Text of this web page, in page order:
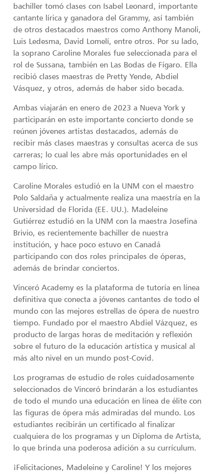
bachiller tomó clases con Isabel Leonard, importante
cantante lírica y ganadora del Grammy, así también
de otros destacados maestros como Anthony Manoli,
Luis Ledesma, David Lomelí, entre otros. Por su lado,
la soprano Caroline Morales fue seleccionada para el
rol de Sussana, también en Las Bodas de Fígaro. Ella
recibió clases maestras de Pretty Yende, Abdiel
Vásquez, y otros, además de haber sido becada.
Ambas viajarán en enero de 2023 a Nueva York y
participarán en este importante concierto donde se
reúnen jóvenes artistas destacados, además de
recibir más clases maestras y consultas acerca de sus
carreras; lo cual les abre más oportunidades en el
campo lírico.
Caroline Morales estudió en la UNM con el maestro
Polo Saldaña y actualmente realiza una maestría en la
Universidad de Florida (EE. UU.). Madeleine
Gutiérrez estudió en la UNM con la maestra Josefina
Brivio, es recientemente bachiller de nuestra
institución, y hace poco estuvo en Canadá
participando con dos roles principales de óperas,
además de brindar conciertos.
Vinceró Academy es la plataforma de tutoría en línea
definitiva que conecta a jóvenes cantantes de todo el
mundo con las mejores estrellas de ópera de nuestro
tiempo. Fundado por el maestro Abdiel Vázquez, es
producto de largas horas de meditación y reflexión
sobre el futuro de la educación artística y musical al
más alto nivel en un mundo post-Covid.
Los programas de estudio de roles cuidadosamente
seleccionados de Vinceró brindarán a los estudiantes
de todo el mundo una educación en línea de élite con
las figuras de ópera más admiradas del mundo. Los
estudiantes recibirán un certificado al finalizar
cualquiera de los programas y un Diploma de Artista,
lo que brinda una poderosa adición a su currículum.
¡Felicitaciones, Madeleine y Caroline! Y los mejores